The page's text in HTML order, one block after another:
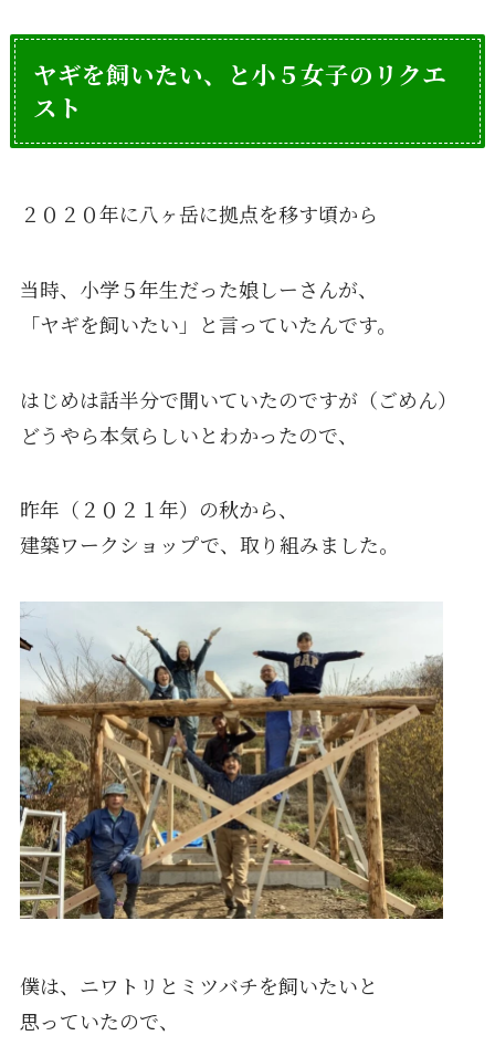
ヤギを飼いたい、と小５女子のリクエ
スト
２０２０年に八ヶ岳に拠点を移す頃から
当時、小学５年生だった娘しーさんが、
「ヤギを飼いたい」と言っていたんです。
はじめは話半分で聞いていたのですが（ごめん）
どうやら本気らしいとわかったので、
昨年（２０２１年）の秋から、
建築ワークショップで、取り組みました。
僕は、ニワトリとミツバチを飼いたいと
思っていたので、